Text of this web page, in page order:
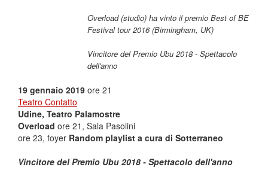
Overload (studio) ha vinto il premio Best of BE
Festival tour 2016 (Birmingham, UK)
Vincitore del Premio Ubu 2018 - Spettacolo
dell'anno
19 gennaio 2019 ore 21
Teatro Contatto
Udine, Teatro Palamostre
Overload ore 21, Sala Pasolini
ore 23, foyer Random playlist a cura di Sotterraneo
Vincitore del Premio Ubu 2018 - Spettacolo dell'anno